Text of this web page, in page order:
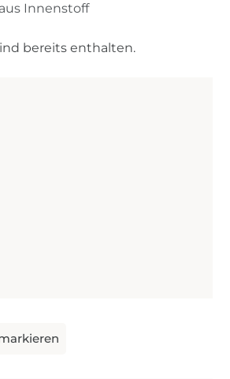
Innenstoff
bereits enthalten.